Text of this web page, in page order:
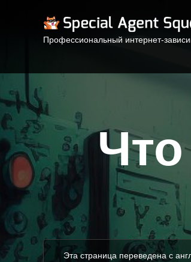
Профессиональный интернет-
Эта страница переведена с